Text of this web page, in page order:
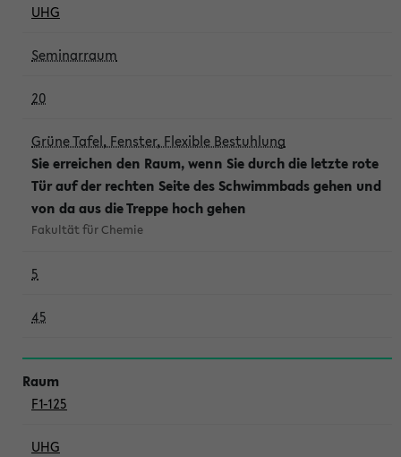
UHG
Seminarraum
20
Grüne Tafel, Fenster, Flexible Bestuhlung
Sie erreichen den Raum, wenn Sie durch die letzte rote
Tür auf der rechten Seite des Schwimmbads gehen und
von da aus die Treppe hoch gehen
Fakultät für Chemie
5
45
F1-125
UHG